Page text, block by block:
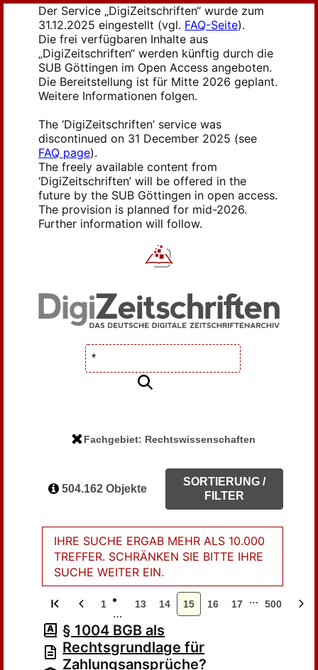
Der Service „DigiZeitschriften“ wurde zum
31.12.2025 eingestellt (vgl. FAQ-Seite).
Die frei verfügbaren Inhalte aus
„DigiZeitschriften“ werden künftig durch die
SUB Göttingen im Open Access angeboten.
Die Bereitstellung ist für Mitte 2026 geplant.
Weitere Informationen folgen.
The ‘DigiZeitschriften’ service was
discontinued on 31 December 2025 (see
FAQ page).
The freely available content from
‘DigiZeitschriften’ will be offered in the
future by the SUB Göttingen in open access.
The provision is planned for mid-2026.
Further information will follow.
Fachgebiet: Rechtswissenschaften
504.162 Objekte
SORTIERUNG /
FILTER
IHRE SUCHE ERGAB MEHR ALS 10.000
TREFFER. SCHRÄNKEN SIE BITTE IHRE
SUCHE WEITER EIN.
1
…
13 14 15 16 17 … 500
§ 1004 BGB als
Rechtsgrundlage für
Zahlungsansprüche?